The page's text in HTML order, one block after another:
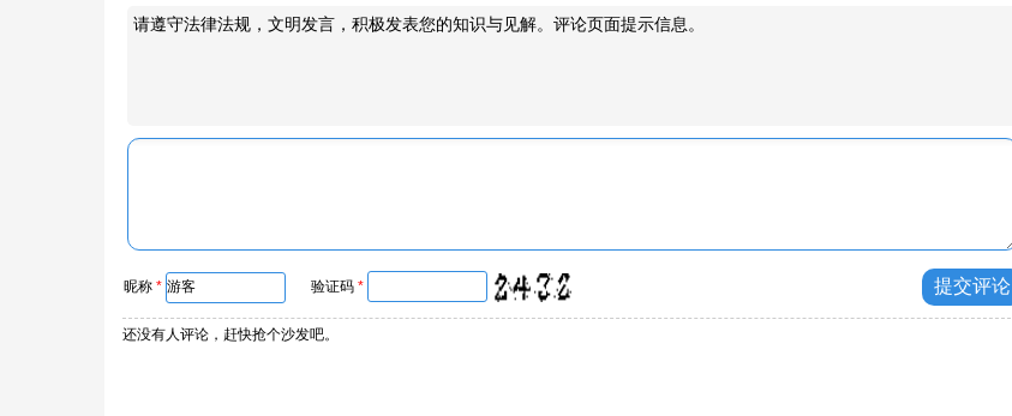
请遵守法律法规，文明发言，积极发表您的知识与见解。评论页面提示信息。
昵称 * 验证码 *
还没有人评论，赶快抢个沙发吧。